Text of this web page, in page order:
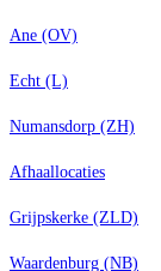
Ane (OV)
Echt (L)
Numansdorp (ZH)
Afhaallocaties
Grijpskerke (ZLD)
Waardenburg (NB)